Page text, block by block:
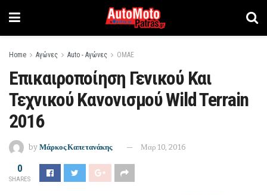
Home Αγώνες Auto - Αγώνες ΟΜΑΕ
Επικαιροποίηση Γενικού Και
Τεχνικού Κανονισμού Wild Terrain
2016
by Μάρκος Καπετανάκης Μαρ 10, 2016
0
SHARES